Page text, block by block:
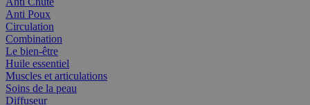
Anti Poux
Circulation
Combination
Le bien-être
Huile essentiel
Muscles et articulations
Soins de la peau
Diffuseur